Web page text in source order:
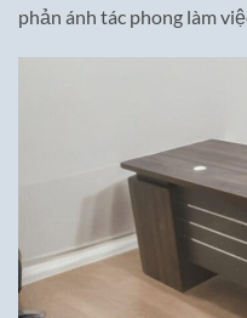
phản ánh tác phong làm